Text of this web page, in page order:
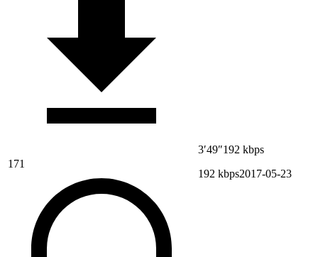
171
3′49″192 kbps
192 kbps2017-05-23